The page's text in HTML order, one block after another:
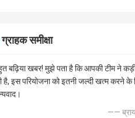
ग्राहक समीक्षा
बढ़िया खबर! मुझे पता है कि आपकी टीम ने
है, इस परियोजना को इतनी जल्दी खत्म करने के
——